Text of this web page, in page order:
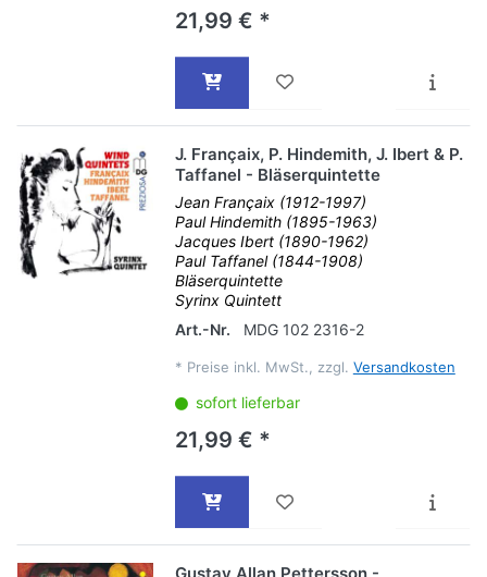
21,99 € *
J. Françaix, P. Hindemith, J. Ibert & P.
Taffanel - Bläserquintette
Jean Françaix (1912-1997)
Paul Hindemith (1895-1963)
Jacques Ibert (1890-1962)
Paul Taffanel (1844-1908)
Bläserquintette
Syrinx Quintett
Art.-Nr.
MDG 102 2316-2
* Preise inkl. MwSt., zzgl. Versandkosten
sofort lieferbar
21,99 € *